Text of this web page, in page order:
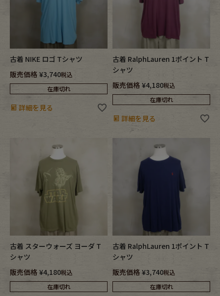
小物・アクセサリーから探す
Eye Wear Cap
Bag Stall・Scarf
Accessory Shoes
antique goods
vintage bicycle
FAFATT
古着 NIKE ロゴ Tシャツ
販売価格 ¥3,740税込
在庫切れ
詳細を見る
古着 RalphLauren 1ポイント T
シャツ
販売価格 ¥4,180税込
在庫切れ
詳細を見る
古着 スターウォーズ ヨーダ T
シャツ
販売価格 ¥4,180税込
在庫切れ
古着 RalphLauren 1ポイント T
シャツ
販売価格 ¥3,740税込
在庫切れ